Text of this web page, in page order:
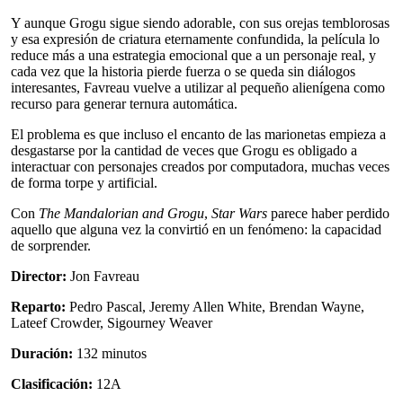
Y aunque Grogu sigue siendo adorable, con sus orejas temblorosas
y esa expresión de criatura eternamente confundida, la película lo
reduce más a una estrategia emocional que a un personaje real, y
cada vez que la historia pierde fuerza o se queda sin diálogos
interesantes, Favreau vuelve a utilizar al pequeño alienígena como
recurso para generar ternura automática.
El problema es que incluso el encanto de las marionetas empieza a
desgastarse por la cantidad de veces que Grogu es obligado a
interactuar con personajes creados por computadora, muchas veces
de forma torpe y artificial.
Con The Mandalorian and Grogu, Star Wars parece haber perdido
aquello que alguna vez la convirtió en un fenómeno: la capacidad
de sorprender.
Director: Jon Favreau
Reparto: Pedro Pascal, Jeremy Allen White, Brendan Wayne,
Lateef Crowder, Sigourney Weaver
Duración: 132 minutos
Clasificación: 12A